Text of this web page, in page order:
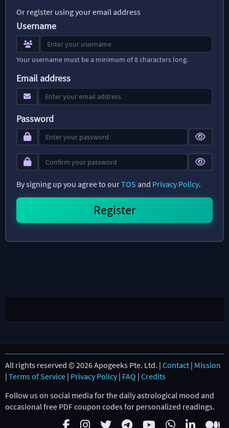
Or register using your email address
Username
Your username must be a minimum of 8 characters long.
Email address
Password
By signing up you agree to ourTOS and Privacy Policy.
All rights reserved © 2026 Apogeeks Pte. Ltd. | Contact | Mission
| Terms of Service | Privacy Policy| FAQ | Credits
Follow us on social media for the daily astrological mood and
occasional free PDF coupon codes for personalized readings.